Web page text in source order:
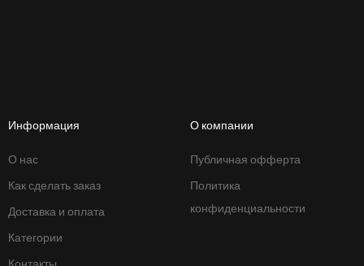
Информация
О нас
Как сделать заказ
Доставка и оплата
Категории
О компании
Публичная офферта
Политика
конфиденциальности